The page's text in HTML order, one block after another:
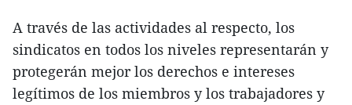
A través de las actividades al respecto, los
sindicatos en todos los niveles representarán y
protegerán mejor los derechos e intereses
legítimos de los miembros y los trabajadores y